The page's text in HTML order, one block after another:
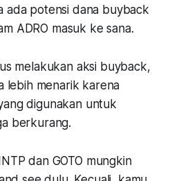
ada potensi dana buyback
ADRO masuk ke sana.
melakukan aksi buyback,
lebih menarik karena
digunakan untuk
berkurang.
dan GOTO mungkin